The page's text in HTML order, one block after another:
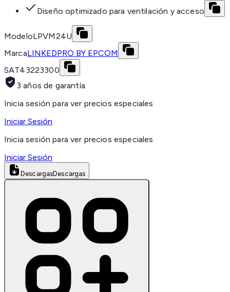
Diseño optimizado para ventilación y acceso
ModeloLPVM24U
MarcaLINKEDPRO BY EPCOM
SAT43223300
3 años de garantía
Inicia sesión para ver precios especiales
Iniciar Sesión
Inicia sesión para ver precios especiales
Iniciar Sesión
DescargasDescargas